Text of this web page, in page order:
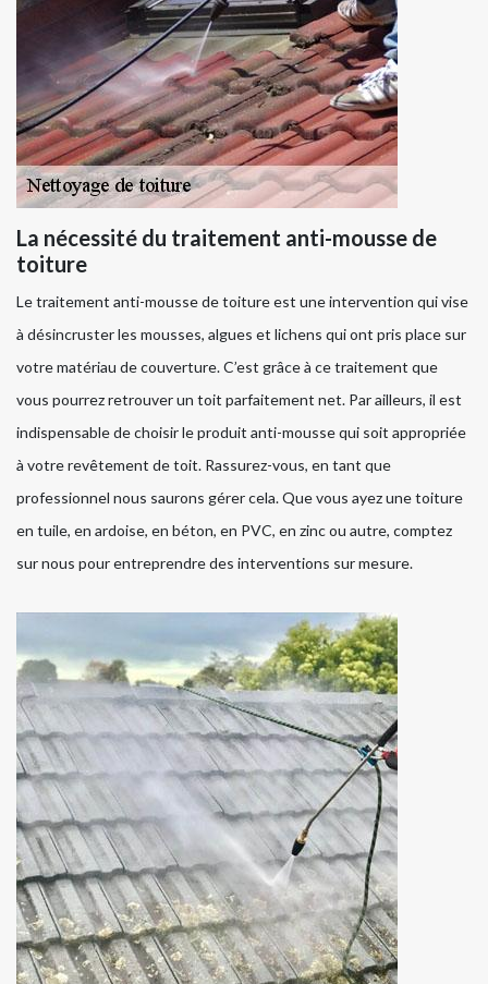
La nécessité du traitement anti-mousse de
toiture
Le traitement anti-mousse de toiture est une intervention qui vise
à désincruster les mousses, algues et lichens qui ont pris place sur
votre matériau de couverture. C’est grâce à ce traitement que
vous pourrez retrouver un toit parfaitement net. Par ailleurs, il est
indispensable de choisir le produit anti-mousse qui soit appropriée
à votre revêtement de toit. Rassurez-vous, en tant que
professionnel nous saurons gérer cela. Que vous ayez une toiture
en tuile, en ardoise, en béton, en PVC, en zinc ou autre, comptez
sur nous pour entreprendre des interventions sur mesure.